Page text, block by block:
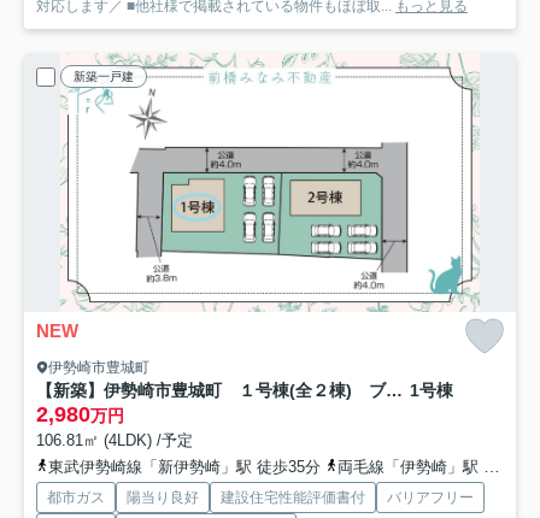
対応します／ ■他社様で掲載されている物件もほぼ取... もっと見る
新築一戸建
NEW
伊勢崎市豊城町
【新築】伊勢崎市豊城町 １号棟(全２棟) ブルーミングガーデン 新築建売分譲 1号棟
2,980万円
106.81㎡ (4LDK) /予定
東武伊勢崎線「新伊勢崎」駅 徒歩35分
両毛線「伊勢崎」駅 徒歩36分
都市ガス 陽当り良好 建設住宅性能評価書付
バリアフリー